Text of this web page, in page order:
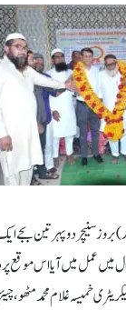
اعتبار) بروز سنیچر دوپہر
ھال میں عمل میں آیا اس
خمیسہ غلام محمد مٹھو